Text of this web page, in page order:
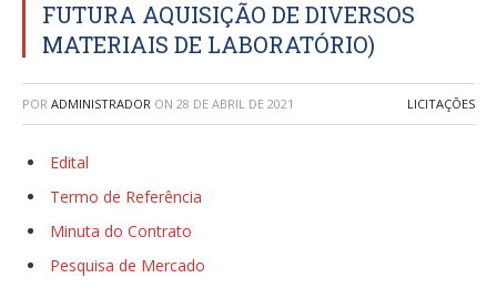
FUTURA AQUISIÇÃO DE DIVERSOS
MATERIAIS DE LABORATÓRIO)
POR ADMINISTRADOR ON 28 DE ABRIL DE 2021 LICITAÇÕES
Edital
Termo de Referência
Minuta do Contrato
Pesquisa de Mercado